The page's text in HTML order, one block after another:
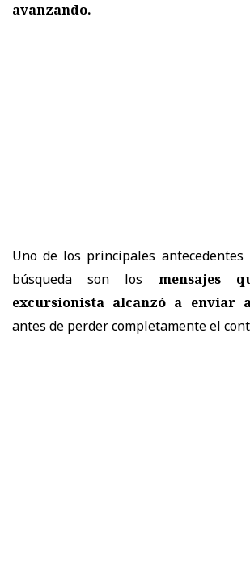
avanzando.
Uno de los principales
búsqueda son los mensajes
excursionista alcanzó a enviar
antes de perder completamente el